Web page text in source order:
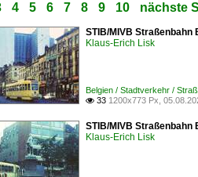
4 5 6 7 8 9 10 nächste
STIB/MIVB Straßenbahn
Klaus-Erich Lisk
Belgien / Stadtverkehr /
 33 1200x773 Px,
STIB/MIVB Straßenbahn
Klaus-Erich Lisk